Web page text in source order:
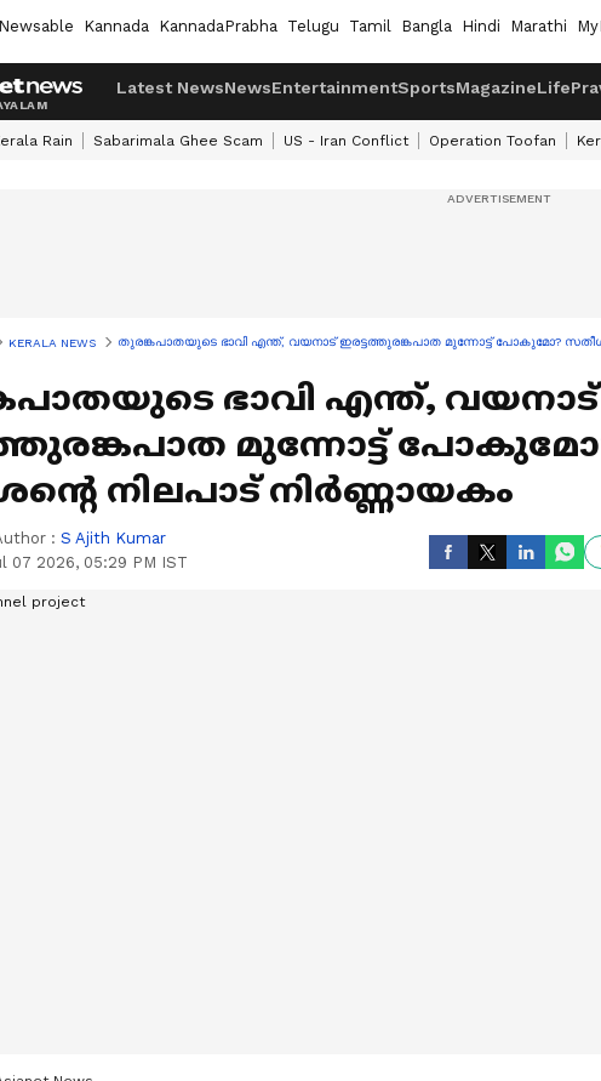
Newsable Kannada KannadaPrabha Telugu Tamil Bangla Hindi Marathi
Latest NewsNewsEntertainmentSportsMagazineLife
Rain Sabarimala Ghee Scam US - Iran Conflict Operation Toofan
KERALA NEWS തുരങ്കപാതയുടെ ഭാവി എന്ത്, വയനാട് ഇരട്ടത്തുരങ്കപാത മുന്നോട്ട് പോകുമോ?
ഭാവി എന്ത്, വയനാട്
മുന്നോട്ട്
നിലപാട് നിർണ്ണായകം
: S Ajith Kumar
07 2026, 05:29 PM IST